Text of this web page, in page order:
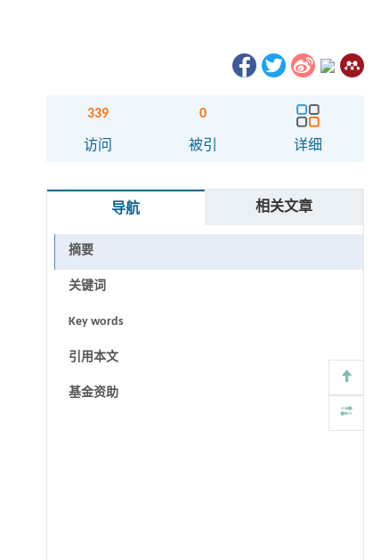
339
访问
0
被引 详细
导航 相关文章
摘要
关键词
Key words
引用本文
基金资助